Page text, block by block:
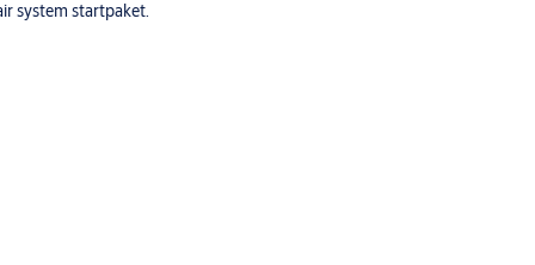
system startpaket.